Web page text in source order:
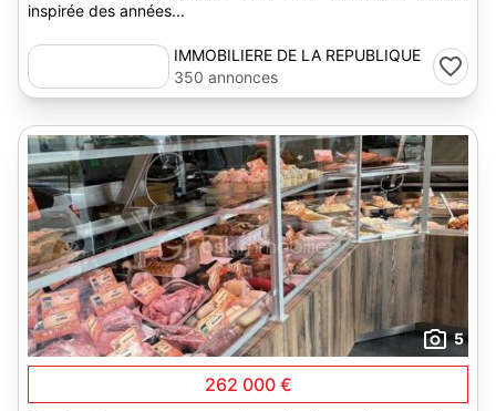
inspirée des années...
IMMOBILIERE DE LA REPUBLIQUE
350 annonces
5
262 000 €